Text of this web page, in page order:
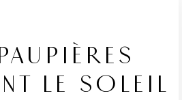
LE SOLEIL